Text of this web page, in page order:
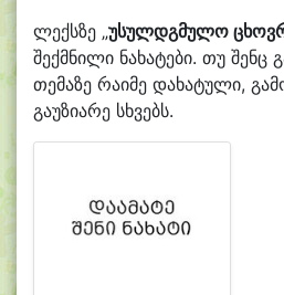
ლექსზე „უსულდგმულო
შექმნილი ნახატები. თუ შენც
თემაზე რაიმე დახატული,
გაუზიარე სხვებს.